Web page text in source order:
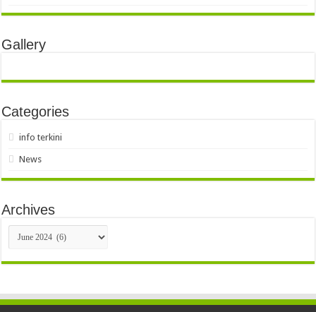
Gallery
Categories
info terkini
News
Archives
Archives